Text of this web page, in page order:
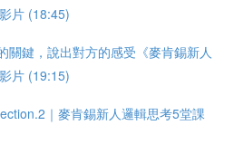
片 (18:45)
關鍵，說出對方的感受《麥肯錫新人
片 (19:15)
｜麥肯錫新人邏輯思考5堂課